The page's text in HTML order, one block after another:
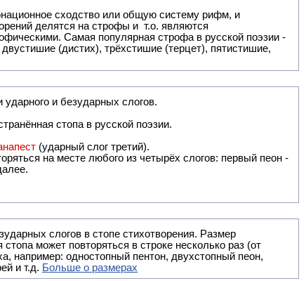
(дистих), трёхстишие (терцет), пятистишие,
и безударных слогов.
стопа в русской поэзии.
(ударный слог третий).
на месте любого из четырёх слогов: первый пеон -
слогов в стопе стихотворения. Размер
может повторяться в строке несколько раз (от
например: одностопный пентон, двухстопный пеон,
и т.д. Больше о размерах